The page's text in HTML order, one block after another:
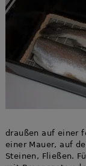
draußen auf einer
einer Mauer, auf
Steinen, Fließen.